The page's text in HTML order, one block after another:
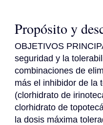
Propósito y
OBJETIVOS
seguridad y la
combinaciones de
más el inhibidor de la
(clorhidrato de
clorhidrato de
la dosis máxima